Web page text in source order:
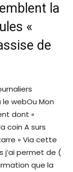
la
«
de
webOu Mon
dont «
coin A surs
» Via cette
j’ai permet de (
que la